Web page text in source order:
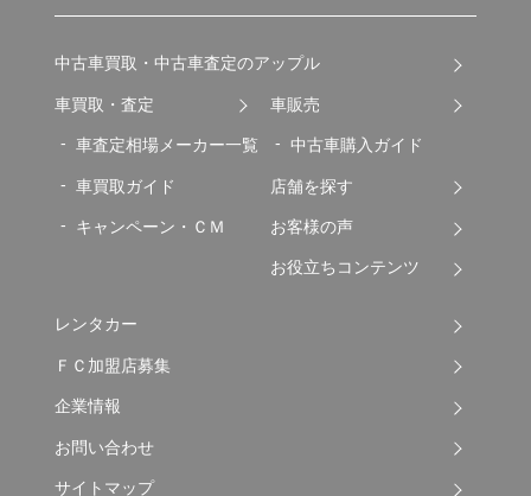
中古車買取・中古車査定のアップル
車買取・査定
車査定相場メーカー一覧
車買取ガイド
キャンペーン・ＣＭ
車販売
中古車購入ガイド
店舗を探す
お客様の声
お役立ちコンテンツ
レンタカー
ＦＣ加盟店募集
企業情報
お問い合わせ
サイトマップ